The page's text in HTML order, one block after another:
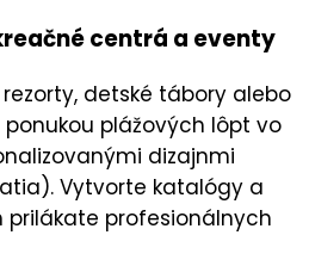
centrá a eventy
, detské tábory alebo
ponukou plážových lôpt vo
dizajnmi
Vytvorte katalógy a
prilákate profesionálnych